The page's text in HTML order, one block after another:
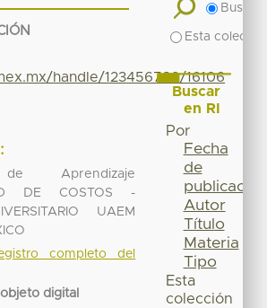
handle/123456789/16106
Aprendizaje
DE COSTOS -
UAEM
completo del
digital
Buscar
Esta
Buscar
en RI
Por
Fecha
de
publicación
Autor
Título
Materia
Tipo
Esta
colección